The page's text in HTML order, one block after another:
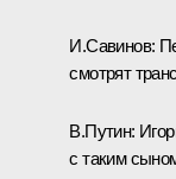
И.Савинов:
смотрят
В.Путин:
с таким